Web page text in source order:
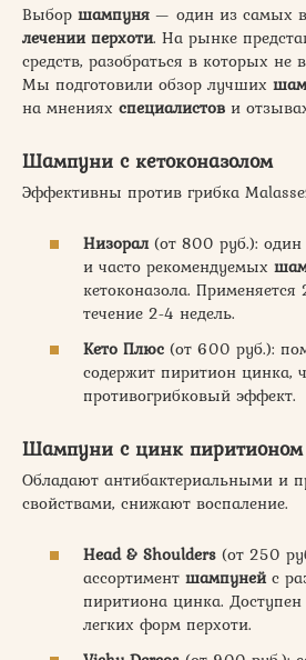
Выбор шампуня — один из самых
лечении перхоти. На рынке
средств, разобраться в которых не
Мы подготовили обзор лучших
на мнениях специалистов и
Шампуни с кетоконазолом
Эффективны против грибка
Низорал(от 800 руб.):
и часто рекомендуемых
кетоконазола.
течение 2-4 недель.
Кето Плюс (от 600 руб.):
содержит пиритион цинка,
противогрибковый эффект.
Шампуни с цинк пиритионом
Обладают антибактериальными и
свойствами, снижают воспаление.
Head & Shoulders (от 250
ассортимент шампунейс
пиритиона цинка.
легких форм перхоти.